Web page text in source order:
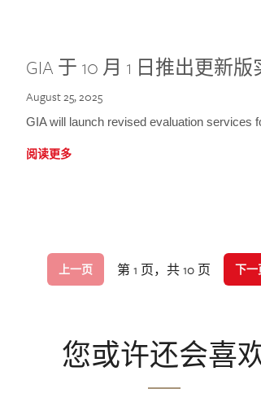
GIA 于 10 月 1 日推出更新
August 25, 2025
GIA will launch revised evaluation services
阅读更多
上一页 第 1 页，共 10 页 下一
您或许还会喜